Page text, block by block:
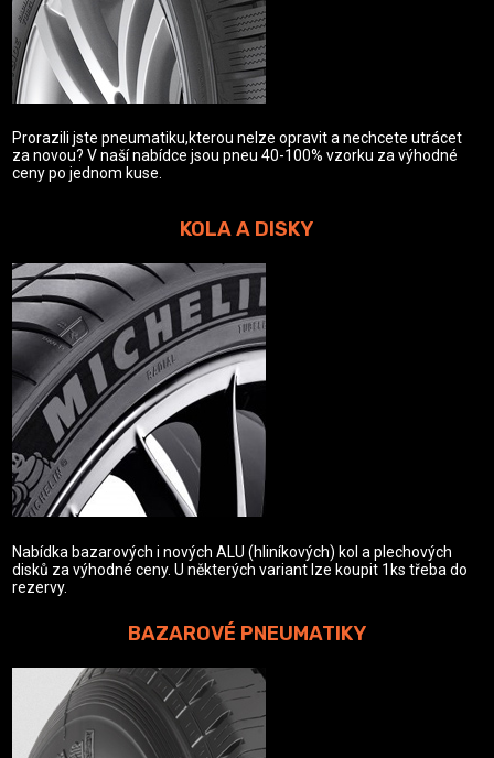
Prorazili jste pneumatiku,kterou nelze opravit a nechcete utrácet
za novou? V naší nabídce jsou pneu 40-100% vzorku za výhodné
ceny po jednom kuse.
KOLA A DISKY
Nabídka bazarových i nových ALU (hliníkových) kol a plechových
disků za výhodné ceny. U některých variant lze koupit 1ks třeba do
rezervy.
BAZAROVÉ PNEUMATIKY